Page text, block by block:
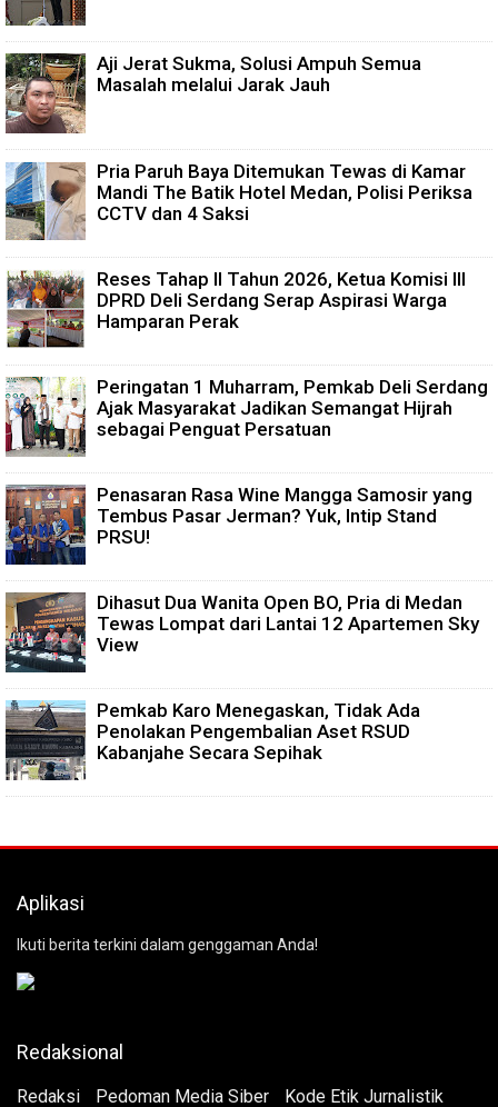
Aji Jerat Sukma, Solusi Ampuh Semua
Masalah melalui Jarak Jauh
Pria Paruh Baya Ditemukan Tewas di Kamar
Mandi The Batik Hotel Medan, Polisi Periksa
CCTV dan 4 Saksi
Reses Tahap II Tahun 2026, Ketua Komisi III
DPRD Deli Serdang Serap Aspirasi Warga
Hamparan Perak
Peringatan 1 Muharram, Pemkab Deli Serdang
Ajak Masyarakat Jadikan Semangat Hijrah
sebagai Penguat Persatuan
Penasaran Rasa Wine Mangga Samosir yang
Tembus Pasar Jerman? Yuk, Intip Stand
PRSU!
Dihasut Dua Wanita Open BO, Pria di Medan
Tewas Lompat dari Lantai 12 Apartemen Sky
View
Pemkab Karo Menegaskan, Tidak Ada
Penolakan Pengembalian Aset RSUD
Kabanjahe Secara Sepihak
Aplikasi
Ikuti berita terkini dalam genggaman Anda!
Redaksional
Redaksi Pedoman Media Siber Kode Etik Jurnalistik